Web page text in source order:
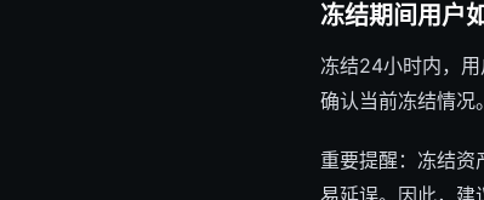
冻结期间用户
冻结24小时内，
确认当前冻结情况
重要提醒：冻结资
易延误。因此，建